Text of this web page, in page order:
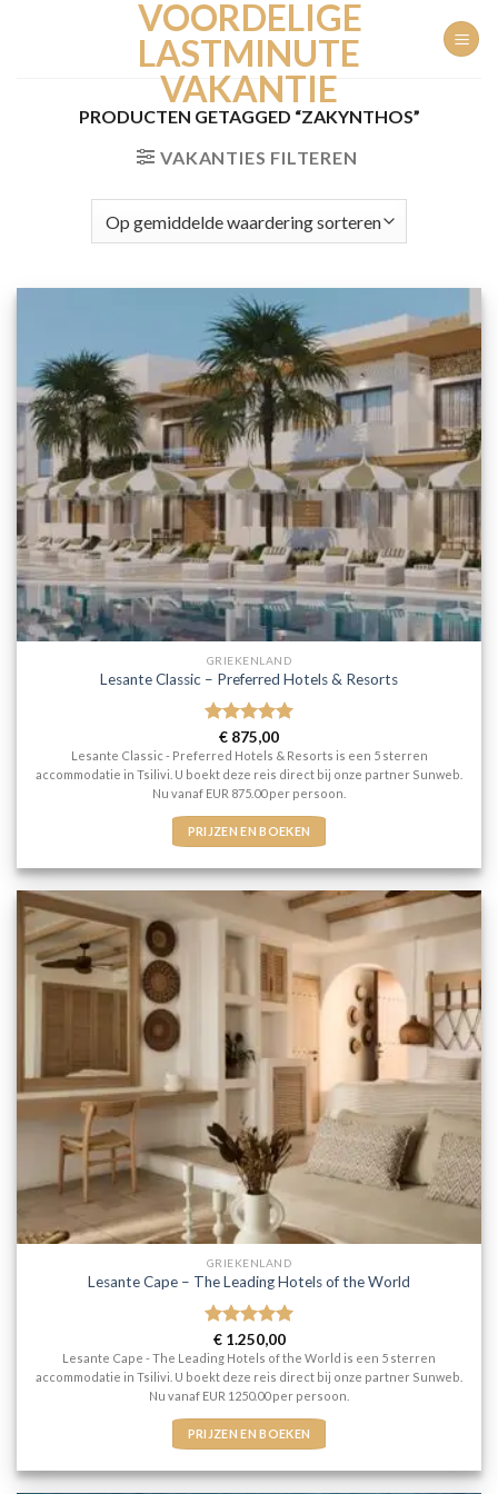
VOORDELIGE
LASTMINUTE
VAKANTIE
PRODUCTEN GETAGGED “ZAKYNTHOS”
VAKANTIES FILTEREN
GRIEKENLAND
Lesante Classic – Preferred Hotels & Resorts
Gewaardeerd
5uit 5
€ 875,00
Lesante Classic - Preferred Hotels & Resorts is een 5 sterren
accommodatie in Tsilivi. U boekt deze reis direct bij onze partner Sunweb.
Nu vanaf EUR 875.00 per persoon.
PRIJZEN EN BOEKEN
GRIEKENLAND
Lesante Cape – The Leading Hotels of the World
Gewaardeerd
5uit 5
€1.250,00
Lesante Cape - The Leading Hotels of the World is een 5 sterren
accommodatie in Tsilivi. U boekt deze reis direct bij onze partner Sunweb.
Nu vanaf EUR 1250.00 per persoon.
PRIJZEN EN BOEKEN